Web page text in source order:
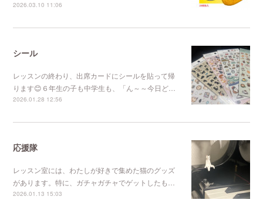
2026.03.10 11:06
シール
レッスンの終わり、出席カードにシールを貼って帰
ります😊６年生の子も中学生も、「ん～～今日ど…
2026.01.28 12:56
応援隊
レッスン室には、わたしが好きで集めた猫のグッズ
があります。特に、ガチャガチャでゲットしたも…
2026.01.13 15:03